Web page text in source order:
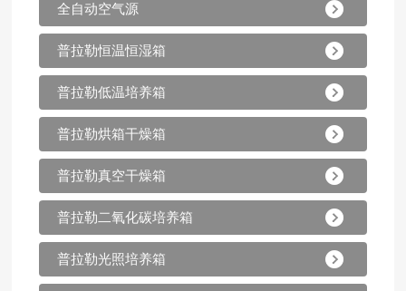
全自动空气源
普拉勒恒温恒湿箱
普拉勒低温培养箱
普拉勒烘箱干燥箱
普拉勒真空干燥箱
普拉勒二氧化碳培养箱
普拉勒光照培养箱